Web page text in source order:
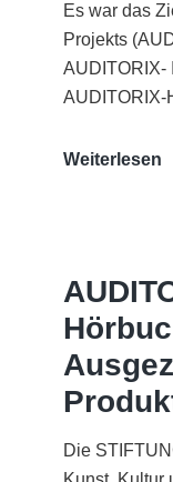
Es war das
Projekts
AUDITORIX-
Weiterlesen
Die